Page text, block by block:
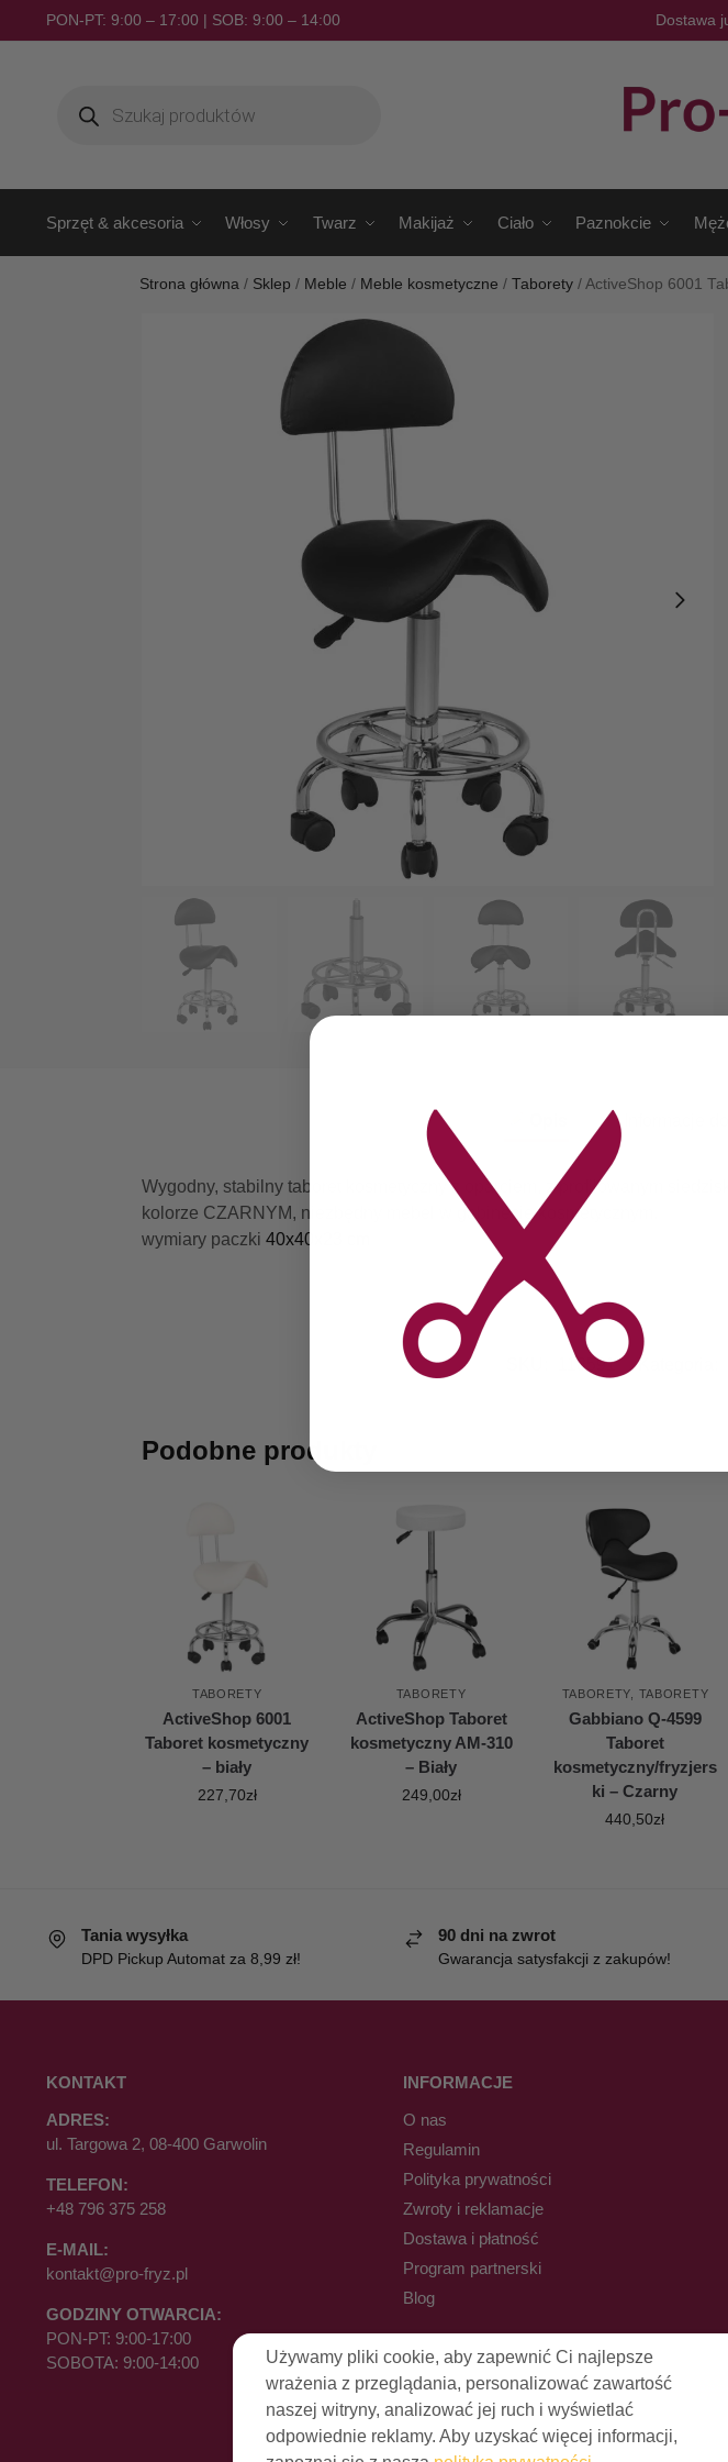
PON-PT: 9:00 – 17:00 | SOB: 9:00 – 14:00 Dostawa
Sprzęt & akcesoria Włosy Twarz Makijaż Ciało Paznokcie
Strona główna / Sklep / Meble / Meble kosmetyczne /Taborety /ActiveShop 6001
Informacje
Wygodny, stabilny taboret kosmetyczny z oparciem, z profilowanym
kolorze CZARNYM, niezbędny mebel w gabinecie kosmetycznym.
wymiary paczki 40x40x23 cm
118591 Kategoria:
Podobne produkty
TABORETY
ActiveShop 6001
Taboret kosmetyczny
– biały
227,70zł
TABORETY
ActiveShop Taboret
kosmetyczny AM-310
– Biały
249,00zł
TABORETY TABORETY
Gabbiano Q-4599
Taboret
kosmetyczny/fryzjers
ki – Czarny
440,50zł
Tania wysyłka
DPD Pickup Automat za 8,99 zł!
90 dni na zwrot
Gwarancja satysfakcji z zakupów!
KONTAKT
ADRES:
ul. Targowa 2, 08-400 Garwolin
TELEFON:
+48 796 375 258
E-MAIL:
kontakt@pro-fryz.pl
GODZINY OTWARCIA:
PON-PT: 9:00-17:00
SOBOTA: 9:00-14:00
INFORMACJE
O nas
Regulamin
Polityka prywatności
Zwroty i reklamacje
Dostawa i płatność
Program partnerski
Blog
© Pro-
Używamy pliki cookie, aby zapewnić Ci najlepsze
wrażenia z przeglądania, personalizować zawartość
naszej witryny, analizować jej ruch i wyświetlać
odpowiednie reklamy. Aby uzyskać więcej informacji,